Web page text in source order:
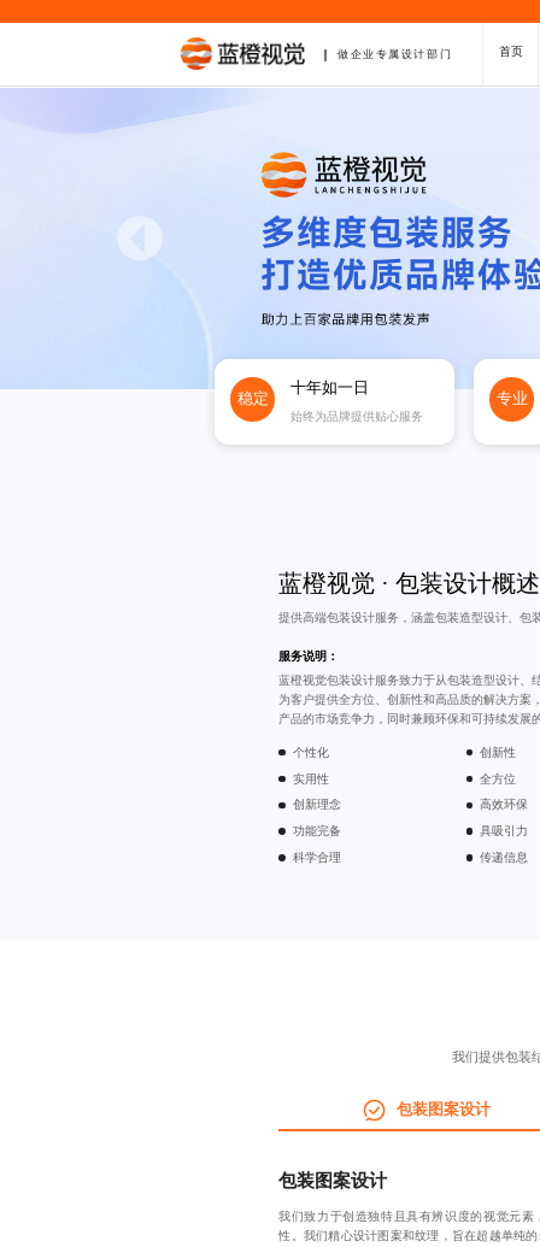
做企业专属设计部门 首页
稳定
十年如一日
始终为品牌提供贴心服务
专业
蓝橙视觉 · 包装设计概述
提供高端包装设计服务，涵盖包装造型设计、 包
服务说明：
蓝橙视觉包装设计服务致力于从包装造型设计、
为客户提供全方位、创新性和高品质的解决方案
产品的市场竞争力，同时兼顾环保和可持续发展
个性化
创新性
实用性
全方位
创新理念
高效环保
功能完备
具吸引力
科学合理
传递信息
我们提供包装
包装图案设计
包装图案设计
我们致力于创造独特且具有辨识度的视觉元素
性。我们精心设计图案和纹理，旨在超越单纯